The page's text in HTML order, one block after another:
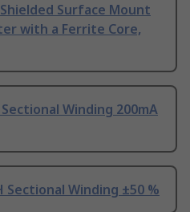
Surface Mount
with a Ferrite Core,
Winding 200mA
Winding ±50 %